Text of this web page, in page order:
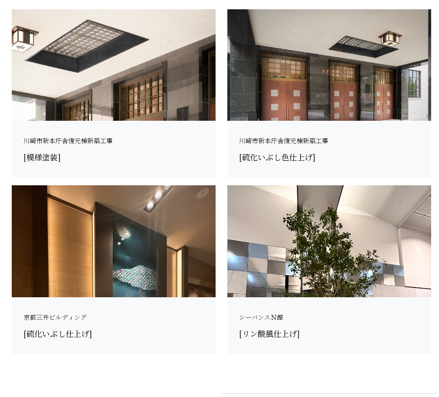
川崎市新本庁舎復元棟新築工事
[模様塗装]
川崎市新本庁舎復元棟新築工事
[硫化いぶし色仕上げ]
京都三井ビルディング
[硫化いぶし仕上げ]
シーバンスＮ館
[リン酸風仕上げ]